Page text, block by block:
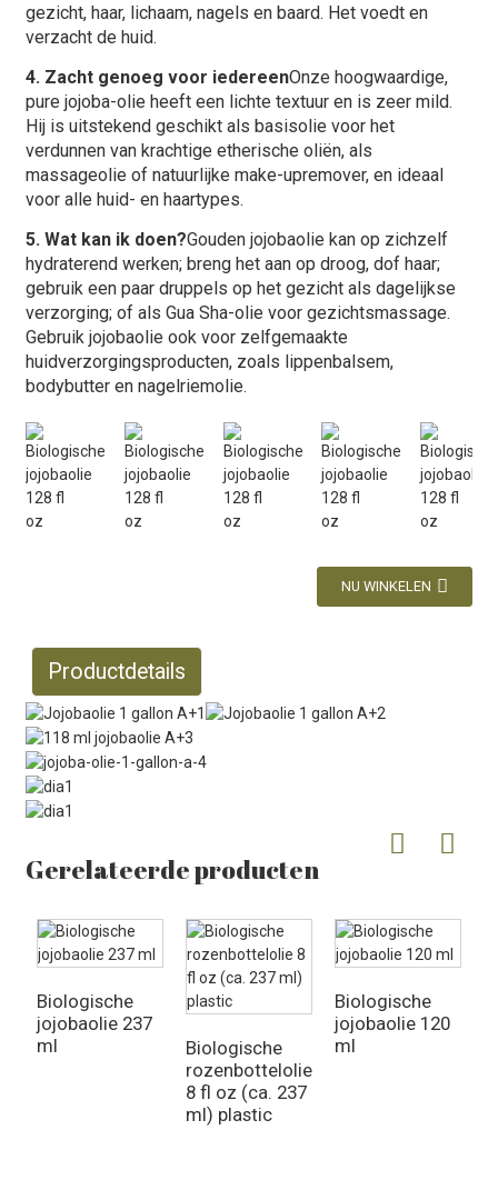
gezicht, haar, lichaam, nagels en baard. Het voedt en
verzacht de huid.
4. Zacht genoeg voor iedereenOnze hoogwaardige,
pure jojoba-olie heeft een lichte textuur en is zeer mild.
Hij is uitstekend geschikt als basisolie voor het
verdunnen van krachtige etherische oliën, als
massageolie of natuurlijke make-upremover, en ideaal
voor alle huid- en haartypes.
5. Wat kan ik doen?Gouden jojobaolie kan op zichzelf
hydraterend werken; breng het aan op droog, dof haar;
gebruik een paar druppels op het gezicht als dagelijkse
verzorging; of als Gua Sha-olie voor gezichtsmassage.
Gebruik jojobaolie ook voor zelfgemaakte
huidverzorgingsproducten, zoals lippenbalsem,
bodybutter en nagelriemolie.
NU WINKELEN
Productdetails
Gerelateerde producten
Biologische
jojobaolie 237
ml
Biologische
rozenbottelolie
8 fl oz (ca. 237
ml) plastic
Biologische
jojobaolie 120
ml